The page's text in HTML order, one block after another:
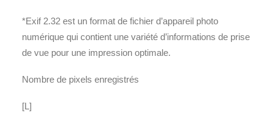
*Exif 2.32 est un format de fichier d’appareil photo
numérique qui contient une variété d’informations de prise
de vue pour une impression optimale.
Nombre de pixels enregistrés
[L]